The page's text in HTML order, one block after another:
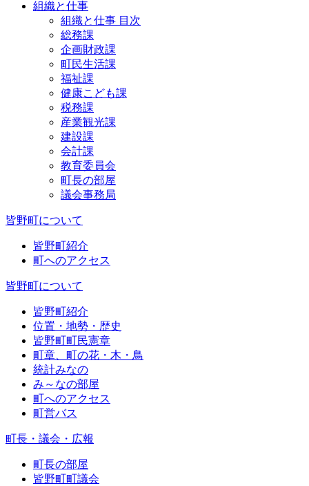
組織と仕事
組織と仕事 目次
総務課
企画財政課
町民生活課
福祉課
健康こども課
税務課
産業観光課
建設課
会計課
教育委員会
町長の部屋
議会事務局
皆野町について
皆野町紹介
町へのアクセス
皆野町について
皆野町紹介
位置・地勢・歴史
皆野町町民憲章
町章、町の花・木・鳥
統計みなの
み～なの部屋
町へのアクセス
町営バス
町長・議会・広報
町長の部屋
皆野町町議会